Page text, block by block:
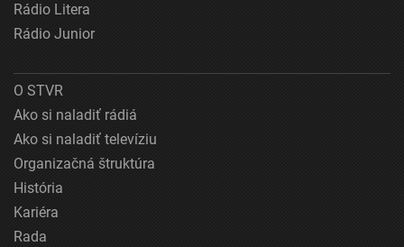
Rádio Litera
Rádio Junior
O STVR
Ako si naladiť rádiá
Ako si naladiť televíziu
Organizačná štruktúra
História
Kariéra
Rada